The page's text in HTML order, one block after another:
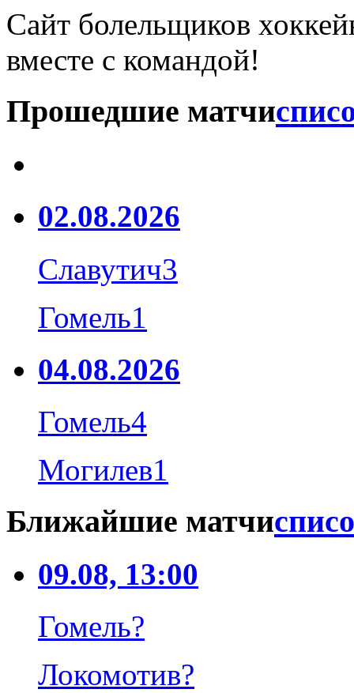
Сайт болельщиков
вместе с командой!
Прошедшие матчи
02.08.2026
Славутич3
Гомель1
04.08.2026
Гомель4
Могилев1
Ближайшие матчи
09.08, 13:00
Гомель?
Локомотив?